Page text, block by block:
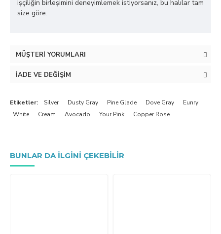
işçiliğin birleşimini deneyimlemek istiyorsanız, bu halılar tam
size göre.
MÜŞTERI YORUMLARI
İADE VE DEĞIŞIM
Etiketler: Silver Dusty Gray Pine Glade Dove Gray
Eunry
White
Cream Avocado Your Pink Copper Rose
BUNLAR DA ILGINI ÇEKEBILIR